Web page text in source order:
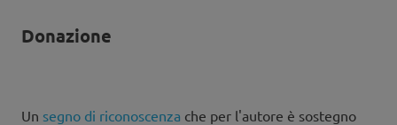
Donazione
Un segno di riconoscenza che per l'autore è sostegno